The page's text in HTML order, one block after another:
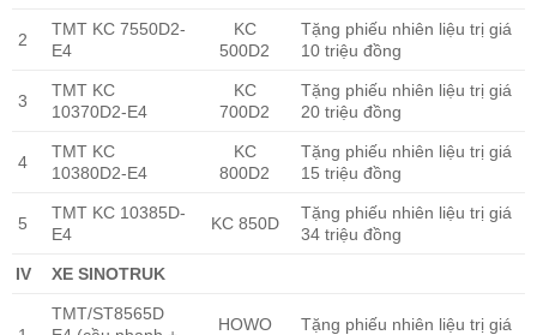
2
TMT KC 7550D2-
E4
KC
500D2
Tặng phiếu nhiên liệu trị giá
10 triệu đồng
3
TMT KC
10370D2-E4
KC
700D2
Tặng phiếu nhiên liệu trị giá
20 triệu đồng
4
TMT KC
10380D2-E4
KC
800D2
Tặng phiếu nhiên liệu trị giá
15 triệu đồng
5
TMT KC 10385D-
E4
KC 850D
Tặng phiếu nhiên liệu trị giá
34 triệu đồng
IV XE SINOTRUK
TMT/ST8565D
HOWO
Tặng phiếu nhiên liệu trị giá